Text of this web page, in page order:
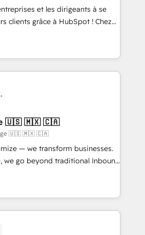
manufacturing, SaaS and
We prepare a customized
transformation, including a
with a focus on ROI and
journey that sets your
term success. Unlock your
when?
et les dirigeants à se
clients grâce à HubSpot ! Chez
avons l'intime conviction que la
passe par l’innovation web,
et la relation client ! C'est
sont à la fois capables de
stratégie digitale et le pilotage
: 🧽 Nettoyage,
des bases de données. 🚀
interfaces avec vos logiciels
utilisateurs 🎓
🇺🇸 🇲🇽 🇨🇦
🇺🇸 🇲🇽 🇨🇦
— we transform businesses.
we go beyond traditional Inbound
exclusive methodologies:
Together, they form a powerful
driven success for over 800
we